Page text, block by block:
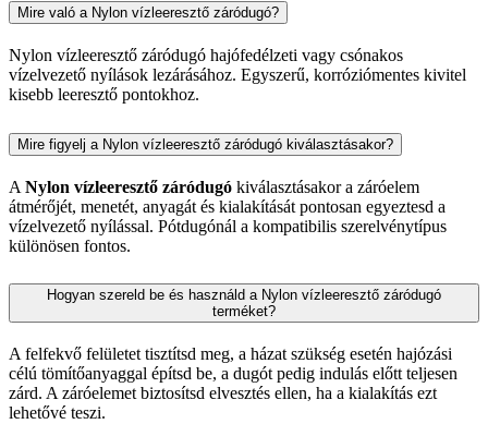
Mire való a Nylon vízleeresztő záródugó?
Nylon vízleeresztő záródugó hajófedélzeti vagy csónakos
vízelvezető nyílások lezárásához. Egyszerű, korróziómentes kivitel
kisebb leeresztő pontokhoz.
Mire figyelj a Nylon vízleeresztő záródugó kiválasztásakor?
A Nylon vízleeresztő záródugó kiválasztásakor a záróelem
átmérőjét, menetét, anyagát és kialakítását pontosan egyeztesd a
vízelvezető nyílással. Pótdugónál a kompatibilis szerelvénytípus
különösen fontos.
Hogyan szereld be és használd a Nylon vízleeresztő záródugó
terméket?
A felfekvő felületet tisztítsd meg, a házat szükség esetén hajózási
célú tömítőanyaggal építsd be, a dugót pedig indulás előtt teljesen
zárd. A záróelemet biztosítsd elvesztés ellen, ha a kialakítás ezt
lehetővé teszi.